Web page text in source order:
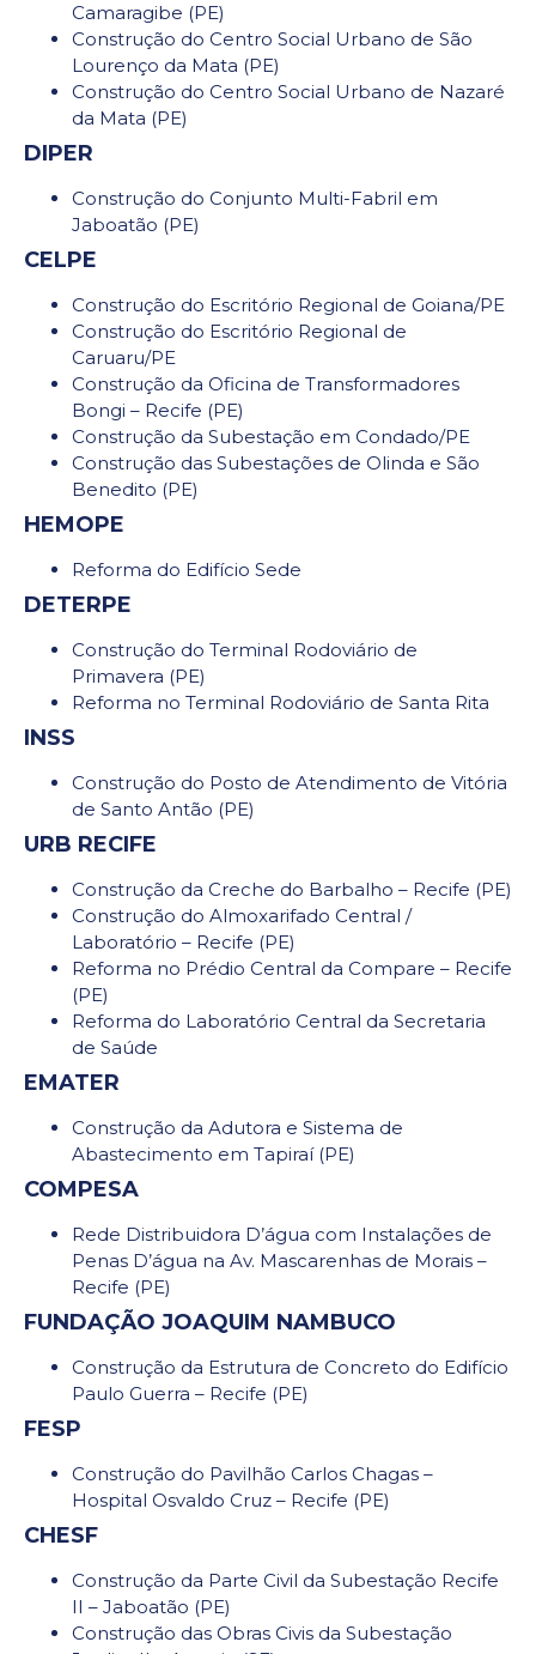
Camaragibe (PE)
Construção do Centro Social Urbano de São
Lourenço da Mata (PE)
Construção do Centro Social Urbano de Nazaré
da Mata (PE)
DIPER
Construção do Conjunto Multi-Fabril em
Jaboatão (PE)
CELPE
Construção do Escritório Regional de Goiana/PE
Construção do Escritório Regional de
Caruaru/PE
Construção da Oficina de Transformadores
Bongi – Recife (PE)
Construção da Subestação em Condado/PE
Construção das Subestações de Olinda e São
Benedito (PE)
HEMOPE
Reforma do Edifício Sede
DETERPE
Construção do Terminal Rodoviário de
Primavera (PE)
Reforma no Terminal Rodoviário de Santa Rita
INSS
Construção do Posto de Atendimento de Vitória
de Santo Antão (PE)
URB RECIFE
Construção da Creche do Barbalho – Recife (PE)
Construção do Almoxarifado Central /
Laboratório – Recife (PE)
Reforma no Prédio Central da Compare – Recife
(PE)
Reforma do Laboratório Central da Secretaria
de Saúde
EMATER
Construção da Adutora e Sistema de
Abastecimento em Tapiraí (PE)
COMPESA
Rede Distribuidora D’água com Instalações de
Penas D’água na Av. Mascarenhas de Morais –
Recife (PE)
FUNDAÇÃO JOAQUIM NAMBUCO
Construção da Estrutura de Concreto do Edifício
Paulo Guerra – Recife (PE)
FESP
Construção do Pavilhão Carlos Chagas –
Hospital Osvaldo Cruz – Recife (PE)
CHESF
Construção da Parte Civil da Subestação Recife
II – Jaboatão (PE)
Construção das Obras Civis da Subestação